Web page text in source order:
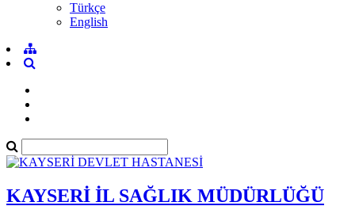
Türkçe
English
KAYSERİ İL SAĞLIK MÜDÜRLÜĞÜ